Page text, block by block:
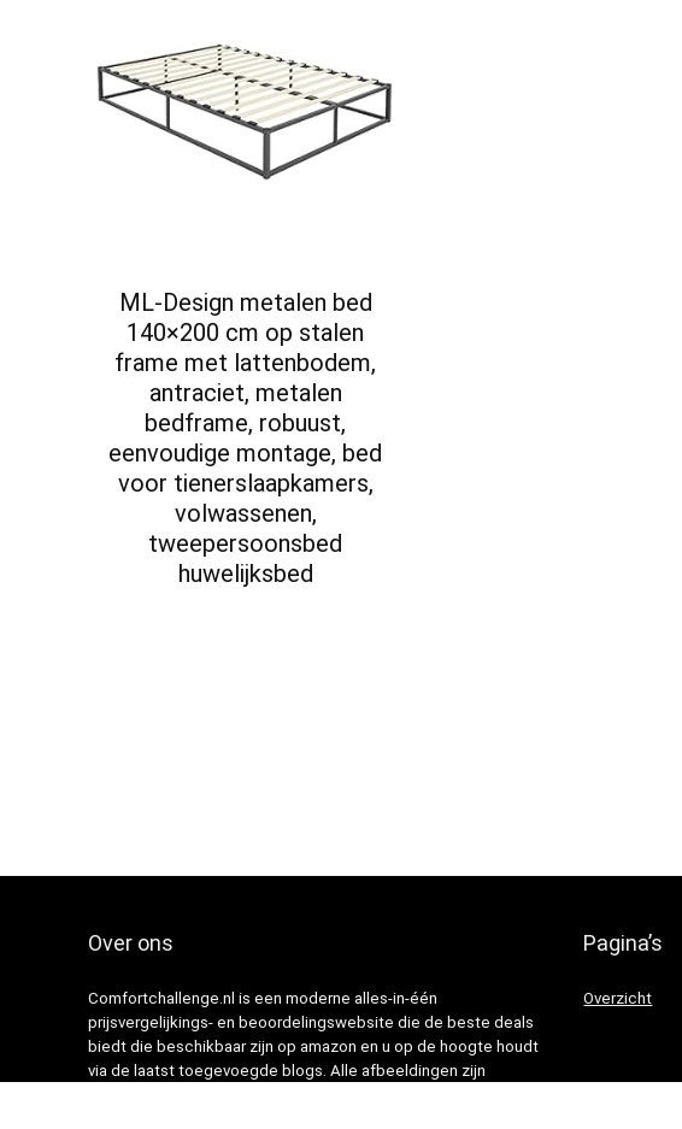
ML-Design metalen bed
140×200 cm op stalen
frame met lattenbodem,
antraciet, metalen
bedframe, robuust,
eenvoudige montage, bed
voor tienerslaapkamers,
volwassenen,
tweepersoonsbed
huwelijksbed
Over ons
Comfortchallenge.nl is een moderne alles-in-één
prijsvergelijkings- en beoordelingswebsite die de beste deals
biedt die beschikbaar zijn op amazon en u op de hoogte houdt
via de laatst toegevoegde blogs. Alle afbeeldingen zijn
Pagina’s
Overzicht